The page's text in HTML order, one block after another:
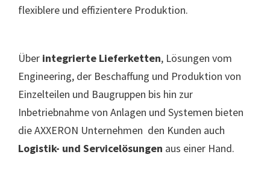
flexiblere und effizientere Produktion.
Über integrierte Lieferketten, Lösungen vom
Engineering, der Beschaffung und Produktion von
Einzelteilen und Baugruppen bis hin zur
Inbetriebnahme von Anlagen und Systemen bieten
die AXXERON Unternehmen den Kunden auch
Logistik- und Servicelösungen aus einer Hand.